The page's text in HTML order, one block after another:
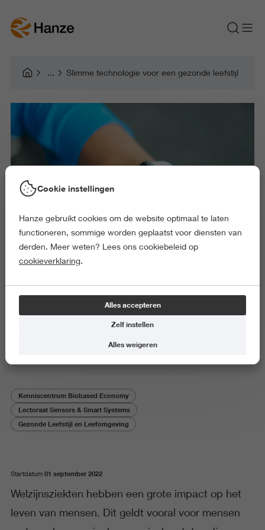
Slimme technologie voor een gezonde leefstijl
Slimme technologie voor een
gezonde leefstijl
Onderzoeksproject
Kenniscentrum Biobased Economy
Lectoraat Sensors & Smart Systems
Gezonde Leefstijl en Leefomgeving
Startdatum 01 september 2022
Welzijnsziekten hebben een grote impact op het
leven van mensen. Dit geldt vooral voor mensen
Cookie instellingen
Hanze gebruikt cookies om de website optimaal te laten
functioneren, sommige worden geplaatst voor diensten van
derden. Meer weten? Lees ons cookiebeleid op
cookieverklaring.
Alles accepteren
Zelf instellen
Alles weigeren